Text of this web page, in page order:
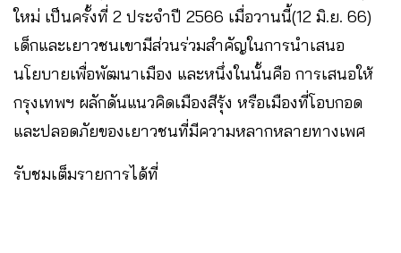
ใหม่ เป็นครั้งที่ 2 ประจำปี 2566 เมื่อวานนี้(12 มิ.ย. 66)
เด็กและเยาวชนเขามีส่วนร่วมสำคัญในการนำเสนอ
นโยบายเพื่อพัฒนาเมือง และหนึ่งในนั้นคือ การเสนอให้
กรุงเทพฯ ผลักดันแนวคิดเมืองสีรุ้ง หรือเมืองที่โอบกอด
และปลอดภัยของเยาวชนที่มีความหลากหลายทางเพศ
รับชมเต็มรายการได้ที่